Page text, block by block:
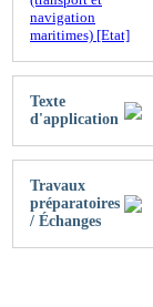
navigation
maritimes) [Etat]
Texte
d'application
Travaux
préparatoires
/ Échanges